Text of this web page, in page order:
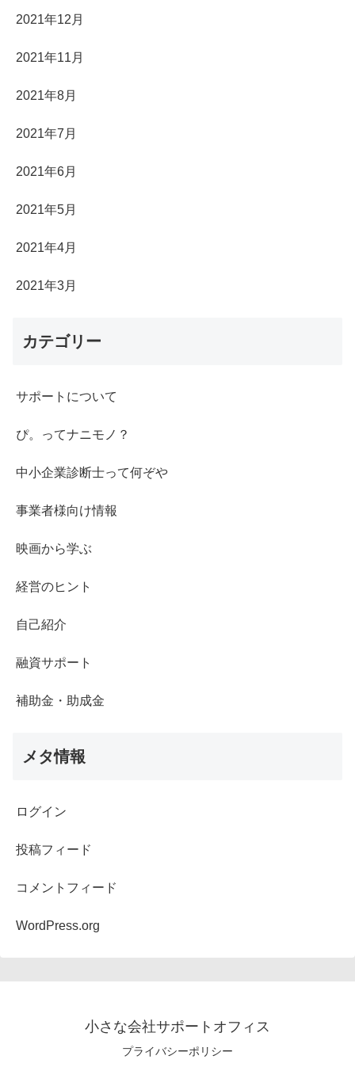
2021年12月
2021年11月
2021年8月
2021年7月
2021年6月
2021年5月
2021年4月
2021年3月
カテゴリー
サポートについて
ぴ。ってナニモノ？
中小企業診断士って何ぞや
事業者様向け情報
映画から学ぶ
経営のヒント
自己紹介
融資サポート
補助金・助成金
メタ情報
ログイン
投稿フィード
コメントフィード
WordPress.org
小さな会社サポートオフィス
プライバシーポリシー